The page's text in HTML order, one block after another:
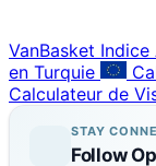
VanBasket
en Turquie
Calculateur de
STAY
Follow